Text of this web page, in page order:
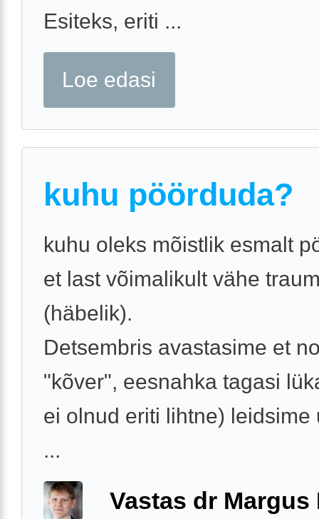
Esiteks, eriti ...
Loe edasi
kuhu pöörduda?
kuhu oleks mõistlik esmalt
et last võimalikult vähe
(häbelik).
Detsembris avastasime et
"kõver", eesnahka tagasi
ei olnud eriti lihtne) leidsime
...
Vastas dr Margus